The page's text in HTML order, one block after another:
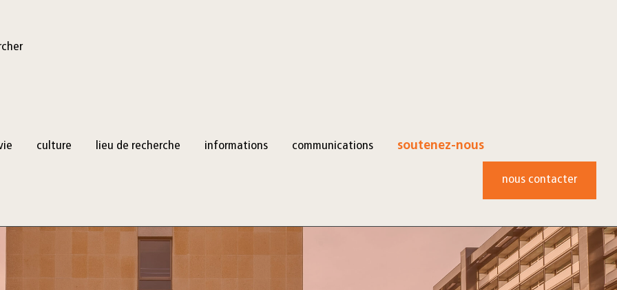
culture lieu de recherche informations communications soutenez-nous
nous contacter